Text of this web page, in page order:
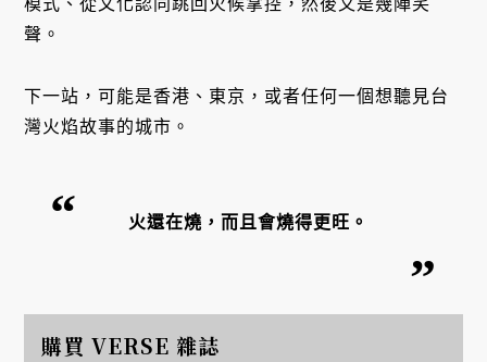
模式、從文化認同跳回火候掌控，然後又是幾陣笑
聲。
下一站，可能是香港、東京，或者任何一個想聽見台
灣火焰故事的城市。
火還在燒，而且會燒得更旺。
購買 VERSE 雜誌